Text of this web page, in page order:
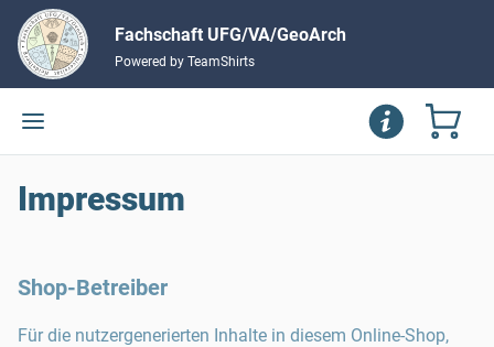
Fachschaft UFG/VA/GeoArch
Powered by TeamShirts
Impressum
Shop-Betreiber
Für die nutzergenerierten Inhalte in diesem Online-Shop,